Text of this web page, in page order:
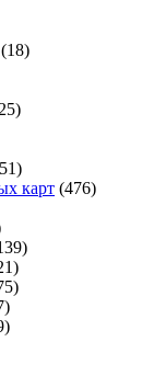
(18)
карт (476)